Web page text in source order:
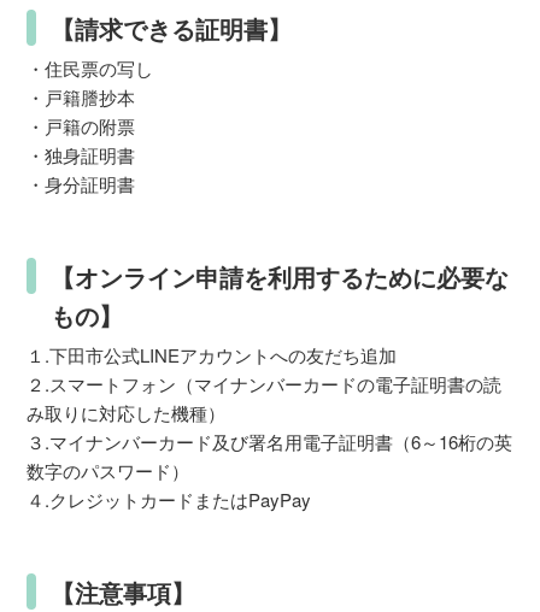
【請求できる証明書】
・住民票の写し
・戸籍謄抄本
・戸籍の附票
・独身証明書
・身分証明書
【オンライン申請を利用するために必要な
もの】
１.下田市公式LINEアカウントへの友だち追加
２.スマートフォン（マイナンバーカードの電子証明書の読
み取りに対応した機種）
３.マイナンバーカード及び署名用電子証明書（6～16桁の英
数字のパスワード）
４.クレジットカードまたはPayPay
【注意事項】